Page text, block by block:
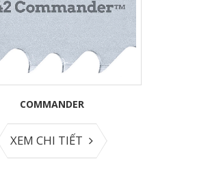
OPTIMIZER
XEM CHI TIẾT